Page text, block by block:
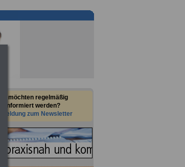
Sie möchten regelmäßig
informiert werden?
zum Newsletter